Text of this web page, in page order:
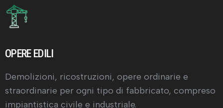
OPERE EDILI
Demolizioni, ricostruzioni, opere ordinarie e
straordinarie per ogni tipo di fabbricato, compreso
impiantistica civile e industriale.